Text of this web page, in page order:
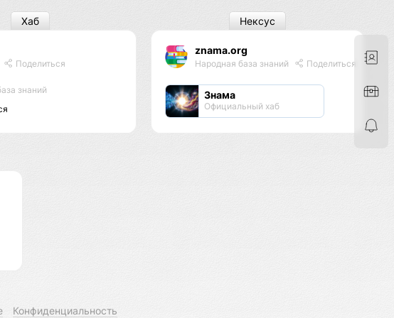
Поделиться
знаний
Хаб
znama.org
Народная база знаний Поделиться
Знама
Официальный хаб
Нексус
Конфиденциальность